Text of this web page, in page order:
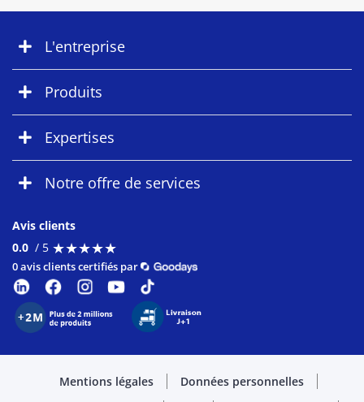
L'entreprise
Produits
Expertises
Notre offre de services
Avis clients
0.0 / 5 ★★★★★
★★★★★
0 avis clients certifiés par
Mentions légales
Données personnelles